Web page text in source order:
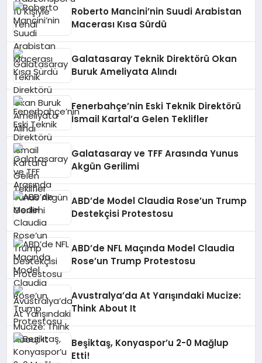
Roberto Mancini’nin Suudi Arabistan
Macerası Kısa Sürdü
Galatasaray Teknik Direktörü Okan
Buruk Ameliyata Alındı
Fenerbahçe’nin Eski Teknik Direktörü
İsmail Kartal’a Gelen Teklifler
Galatasaray ve TFF Arasında Yunus
Akgün Gerilimi
ABD’de Model Claudia Rose’un Trump
Destekçisi Protestosu
ABD’de NFL Maçında Model Claudia
Rose’un Trump Protestosu
Avustralya’da At Yarışındaki Mucize:
Think About It
Beşiktaş, Konyaspor’u 2-0 Mağlup
Etti!